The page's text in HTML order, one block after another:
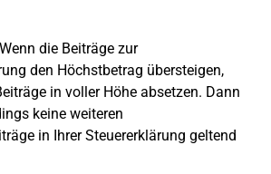
Wenn die Beiträge zur
den Höchstbetrag übersteigen,
in voller Höhe absetzen. Dann
keine weiteren
in Ihrer Steuererklärung geltend